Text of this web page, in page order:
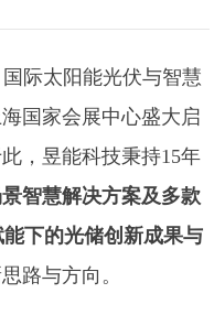
国际太阳能光伏与智慧
国家会展中心盛大启
，昱能科技秉持15年
智慧解决方案及多款
下的光储创新成果与
路与方向。